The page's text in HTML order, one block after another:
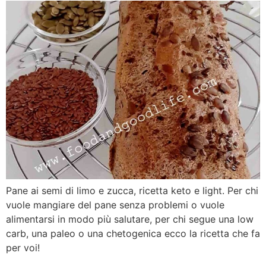
Pane ai semi di limo e zucca, ricetta keto e light. Per chi
vuole mangiare del pane senza problemi o vuole
alimentarsi in modo più salutare, per chi segue una low
carb, una paleo o una chetogenica ecco la ricetta che fa
per voi!